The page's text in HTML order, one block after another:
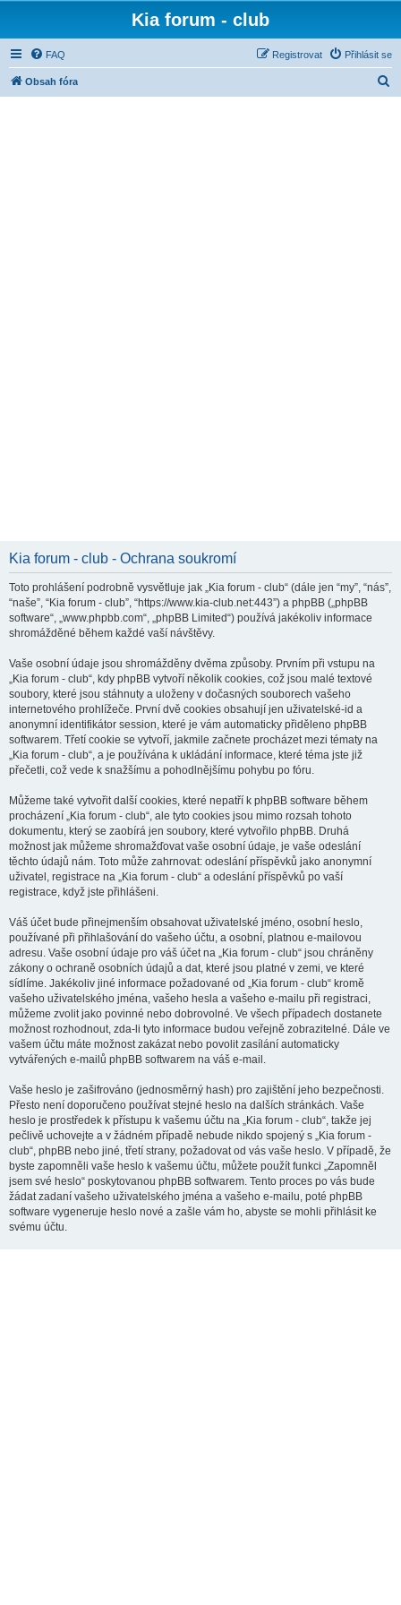
Kia forum - club
FAQ Přihlásit se
Registrovat
Obsah fóra
Kia forum - club - Ochrana soukromí
Toto prohlášení podrobně vysvětluje jak „Kia forum - club“ (dále jen “my”, “nás”,
“naše”, “Kia forum - club”, “https://www.kia-club.net:443”) a phpBB („phpBB
software“, „www.phpbb.com“, „phpBB Limited“) používá jakékoliv informace
shromážděné během každé vaší návštěvy.
Vaše osobní údaje jsou shromážděny dvěma způsoby. Prvním při vstupu na
„Kia forum - club“, kdy phpBB vytvoří několik cookies, což jsou malé textové
soubory, které jsou stáhnuty a uloženy v dočasných souborech vašeho
internetového prohlížeče. První dvě cookies obsahují jen uživatelské-id a
anonymní identifikátor session, které je vám automaticky přiděleno phpBB
softwarem. Třetí cookie se vytvoří, jakmile začnete procházet mezi tématy na
„Kia forum - club“, a je používána k ukládání informace, které téma jste již
přečetli, což vede k snažšímu a pohodlnějšímu pohybu po fóru.
Můžeme také vytvořit další cookies, které nepatří k phpBB software během
procházení „Kia forum - club“, ale tyto cookies jsou mimo rozsah tohoto
dokumentu, který se zaobírá jen soubory, které vytvořilo phpBB. Druhá
možnost jak můžeme shromažďovat vaše osobní údaje, je vaše odeslání
těchto údajů nám. Toto může zahrnovat: odeslání příspěvků jako anonymní
uživatel, registrace na „Kia forum - club“ a odeslání příspěvků po vaší
registrace, když jste přihlášeni.
Váš účet bude přinejmenším obsahovat uživatelské jméno, osobní heslo,
používané při přihlašování do vašeho účtu, a osobní, platnou e-mailovou
adresu. Vaše osobní údaje pro váš účet na „Kia forum - club“ jsou chráněny
zákony o ochraně osobních údajů a dat, které jsou platné v zemi, ve které
sídlíme. Jakékoliv jiné informace požadované od „Kia forum - club“ kromě
vašeho uživatelského jména, vašeho hesla a vašeho e-mailu při registraci,
můžeme zvolit jako povinné nebo dobrovolné. Ve všech případech dostanete
možnost rozhodnout, zda-li tyto informace budou veřejně zobrazitelné. Dále ve
vašem účtu máte možnost zakázat nebo povolit zasílání automaticky
vytvářených e-mailů phpBB softwarem na váš e-mail.
Vaše heslo je zašifrováno (jednosměrný hash) pro zajištění jeho bezpečnosti.
Přesto není doporučeno používat stejné heslo na dalších stránkách. Vaše
heslo je prostředek k přístupu k vašemu účtu na „Kia forum - club“, takže jej
pečlivě uchovejte a v žádném případě nebude nikdo spojený s „Kia forum -
club“, phpBB nebo jiné, třetí strany, požadovat od vás vaše heslo. V případě, že
byste zapomněli vaše heslo k vašemu účtu, můžete použít funkci „Zapomněl
jsem své heslo“ poskytovanou phpBB softwarem. Tento proces po vás bude
žádat zadaní vašeho uživatelského jména a vašeho e-mailu, poté phpBB
software vygeneruje heslo nové a zašle vám ho, abyste se mohli přihlásit ke
svému účtu.